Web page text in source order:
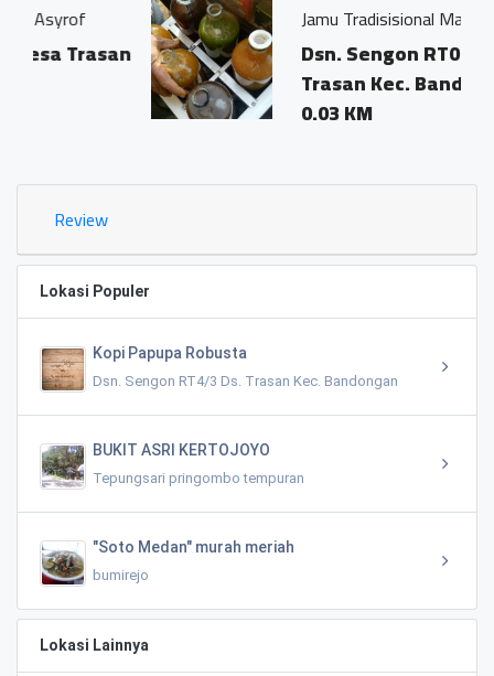
Jamu Tradisisional Madun
Dsn. Sengon RT04/03 Ds.
Trasan Kec. Bandongan
0.03 KM
Review
Lokasi Populer
Kopi Papupa Robusta
Dsn. Sengon RT4/3 Ds. Trasan Kec. Bandongan
BUKIT ASRI KERTOJOYO
Tepungsari pringombo tempuran
"Soto Medan" murah meriah
bumirejo
Lokasi Lainnya